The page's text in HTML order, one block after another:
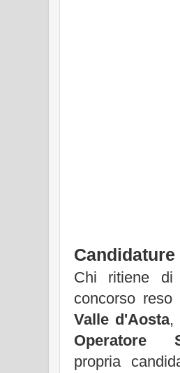
Chi ritiene di
concorso reso
Valle d'Aosta,
Operatore
propria